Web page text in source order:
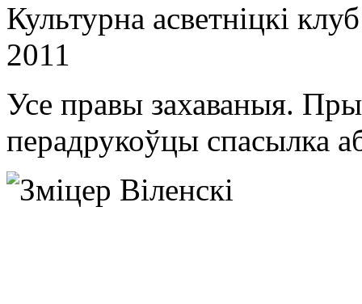
Культурна асветнiцкi
2011
Усе правы захаваныя. Пры
перадрукоўцы спасылка